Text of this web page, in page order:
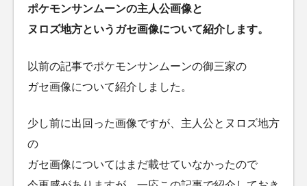
ポケモンサンムーンの主人公画像と
ヌロズ地方というガセ画像について紹介します。
以前の記事でポケモンサンムーンの御三家の
ガセ画像について紹介しました。
少し前に出回った画像ですが、主人公とヌロズ地方
の
ガセ画像についてはまだ載せていなかったので